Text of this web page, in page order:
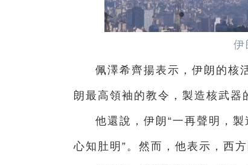
伊
佩澤希齊揚表示，伊朗的核
朗最高領袖的教令，製造核武器
他還說，伊朗“一再聲明，
心知肚明”。然而，他表示，西